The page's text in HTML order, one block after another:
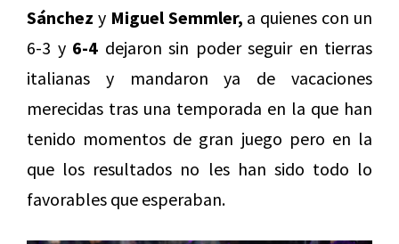
Sánchez y Miguel Semmler, a quienes con un
6-3 y 6-4 dejaron sin poder seguir en tierras
italianas y mandaron ya de vacaciones
merecidas tras una temporada en la que han
tenido momentos de gran juego pero en la
que los resultados no les han sido todo lo
favorables que esperaban.